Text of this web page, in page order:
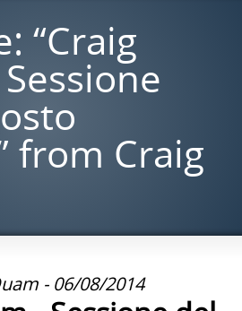
“Craig
from Craig
- 06/08/2014